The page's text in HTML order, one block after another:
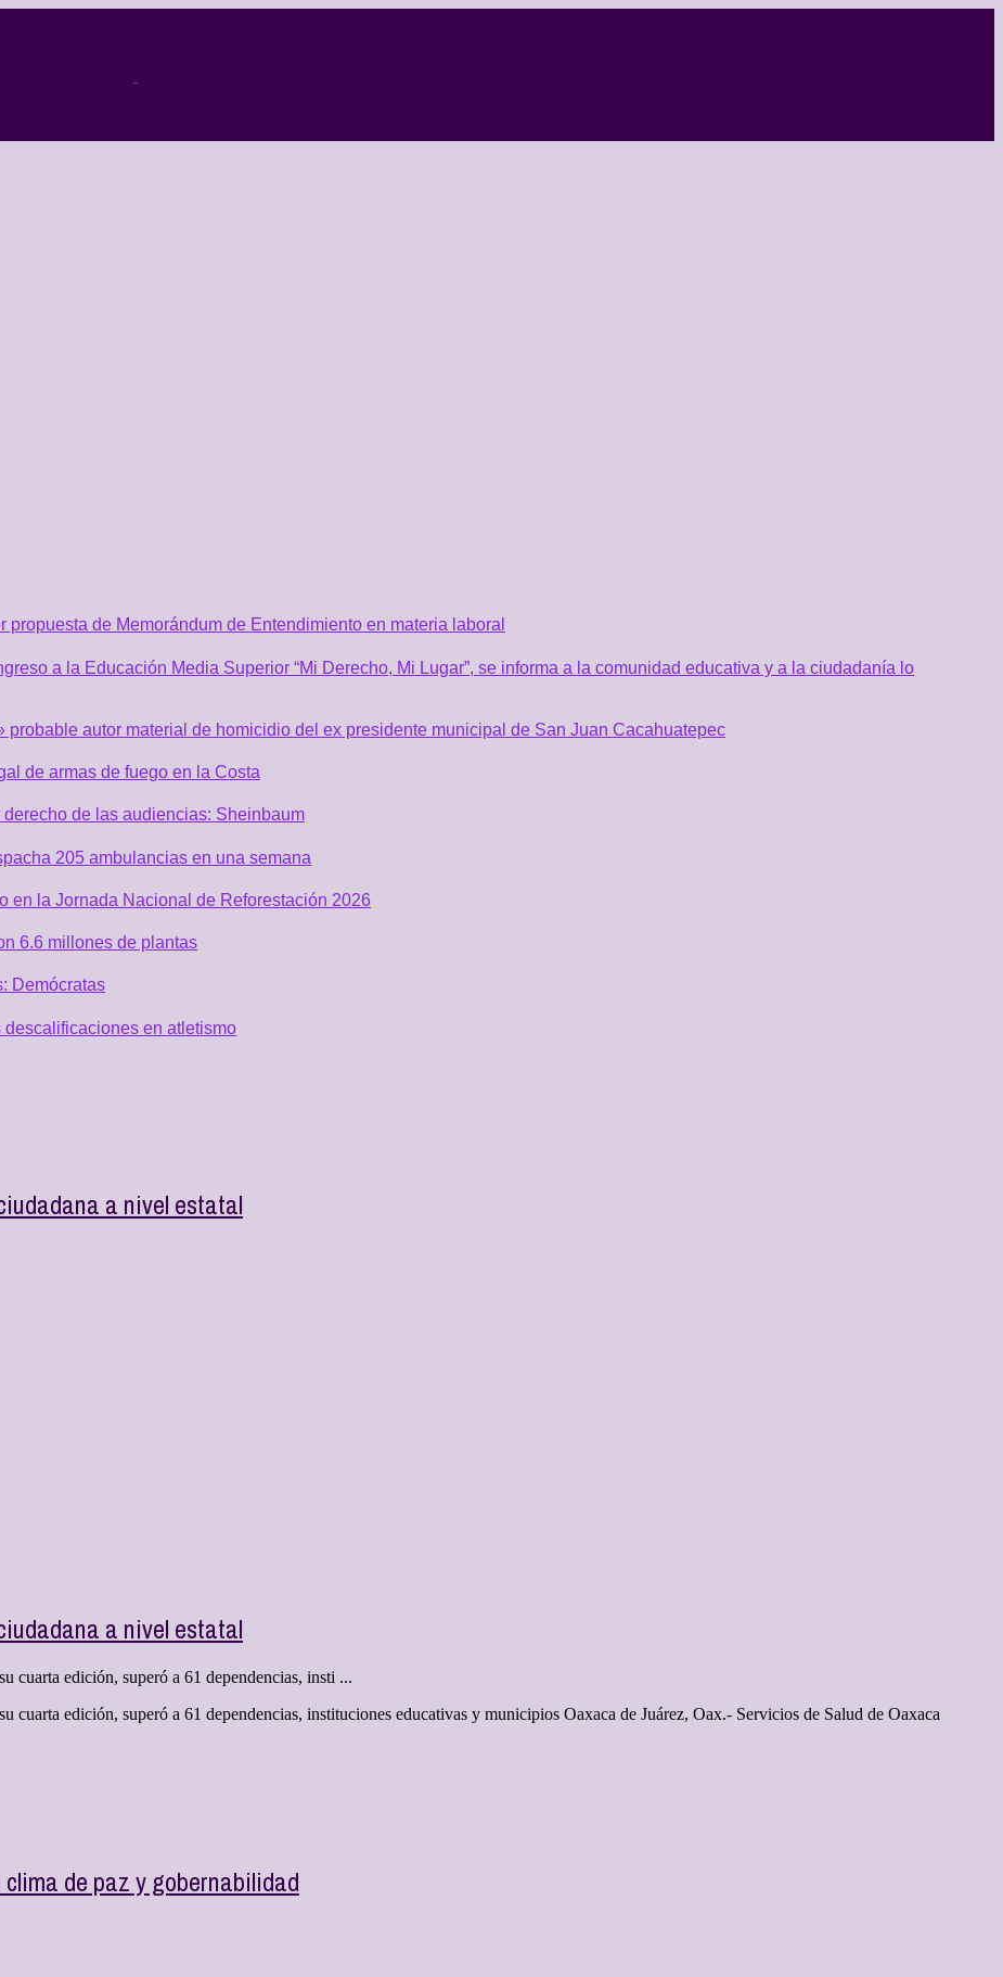
de Memorándum de Entendimiento en materia laboral
a la Educación Media Superior “Mi Derecho, Mi Lugar”, se informa a la comunidad educativa y a la ciudadanía lo
autor material de homicidio del ex presidente municipal de San Juan Cacahuatepec
de armas de fuego en la Costa
de las audiencias: Sheinbaum
205 ambulancias en una semana
en la Jornada Nacional de Reforestación 2026
6.6 millones de plantas
Demócratas
en atletismo
a nivel estatal
a nivel estatal
cuarta edición, superó a 61 dependencias, insti ...
cuarta edición, superó a 61 dependencias, instituciones educativas y municipios Oaxaca de Juárez, Oax.- Servicios de Salud de Oaxaca
de paz y gobernabilidad